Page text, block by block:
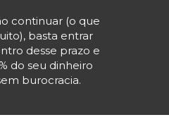
continuar (o que
basta entrar
desse prazo e
do seu dinheiro
burocracia.